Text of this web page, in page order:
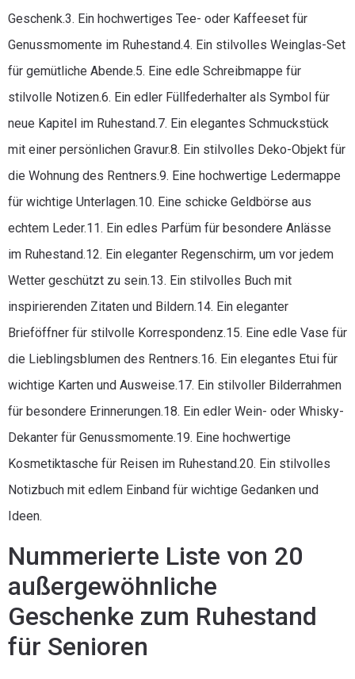
Geschenk.3. Ein hochwertiges Tee- oder Kaffeeset für
Genussmomente im Ruhestand.4. Ein stilvolles Weinglas-Set
für gemütliche Abende.5. Eine edle Schreibmappe für
stilvolle Notizen.6. Ein edler Füllfederhalter als Symbol für
neue Kapitel im Ruhestand.7. Ein elegantes Schmuckstück
mit einer persönlichen Gravur.8. Ein stilvolles Deko-Objekt für
die Wohnung des Rentners.9. Eine hochwertige Ledermappe
für wichtige Unterlagen.10. Eine schicke Geldbörse aus
echtem Leder.11. Ein edles Parfüm für besondere Anlässe
im Ruhestand.12. Ein eleganter Regenschirm, um vor jedem
Wetter geschützt zu sein.13. Ein stilvolles Buch mit
inspirierenden Zitaten und Bildern.14. Ein eleganter
Brieföffner für stilvolle Korrespondenz.15. Eine edle Vase für
die Lieblingsblumen des Rentners.16. Ein elegantes Etui für
wichtige Karten und Ausweise.17. Ein stilvoller Bilderrahmen
für besondere Erinnerungen.18. Ein edler Wein- oder Whisky-
Dekanter für Genussmomente.19. Eine hochwertige
Kosmetiktasche für Reisen im Ruhestand.20. Ein stilvolles
Notizbuch mit edlem Einband für wichtige Gedanken und
Ideen.
Nummerierte Liste von 20
außergewöhnliche
Geschenke zum Ruhestand
für Senioren